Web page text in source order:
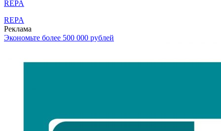
REPA
REPA
Реклама
Экономьте более 500 000 рублей